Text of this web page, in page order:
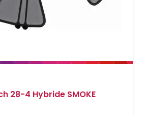
28-4 Hybride SMOKE